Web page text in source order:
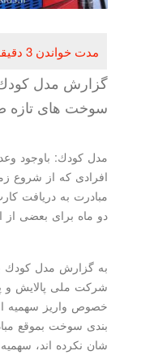
گزارش مدل كودك
سوخت های تازه
مدل كودك: باوجود وعده
افرادی كه از شروع زمان
مبادرت به دریافت كارت
دو ماه برای بعضی از این
به گزارش مدل كودك به نقل
شركت ملی پالایش و پخش
خصوص واریز سهمیه افرادی
بندی سوخت بموقع مبادرت
شان نكرده اند، سهمیه دو